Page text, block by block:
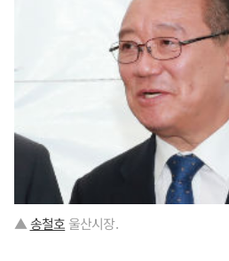
▲송철호 울산시장.